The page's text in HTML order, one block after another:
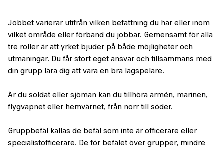
Jobbet varierar utifrån vilken befattning du har eller inom
vilket område eller förband du jobbar. Gemensamt för alla
tre roller är att yrket bjuder på både möjligheter och
utmaningar. Du får stort eget ansvar och tillsammans med
din grupp lära dig att vara en bra lagspelare.
Är du soldat eller sjöman kan du tillhöra armén, marinen,
flygvapnet eller hemvärnet, från norr till söder.
Gruppbefäl kallas de befäl som inte är officerare eller
specialistofficerare. De för befälet över grupper, mindre